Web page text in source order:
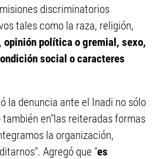
discriminatorios
tales como la raza, religión,
opinión política o gremial, sexo,
social o caracteres
la denuncia ante el Inadi no sólo
en"las reiteradas formas
la organización,
Agregó que "es